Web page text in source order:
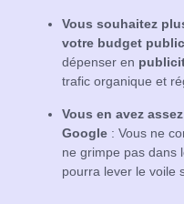
Vous souhaitez
votre budget
dépenser en
trafic organique et
Vous en avez
Google : Vous ne
ne grimpe pas dans
pourra lever le voile